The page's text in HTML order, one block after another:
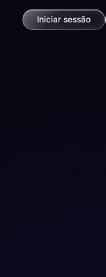
Iniciar sessão